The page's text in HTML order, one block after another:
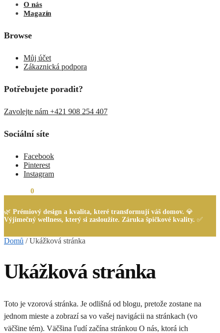
O nás
Magazín
Browse
Můj účet
Zákaznická podpora
Potřebujete poradit?
Zavolejte nám +421 908 254 407
Sociální síte
Facebook
Pinterest
Instagram
0
🌿 Prémiový design a kvalita, které transformují váš domov. 💎
Výjimečný wellness, který si zasloužíte. Záruka špičkové kvality. ✅
Domů /Ukážková stránka
Ukážková stránka
Toto je vzorová stránka. Je odlišná od blogu, pretože zostane na
jednom mieste a zobrazí sa vo vašej navigácii na stránkach (vo
väčšine tém). Väčšina ľudí začína stránkou O nás, ktorá ich